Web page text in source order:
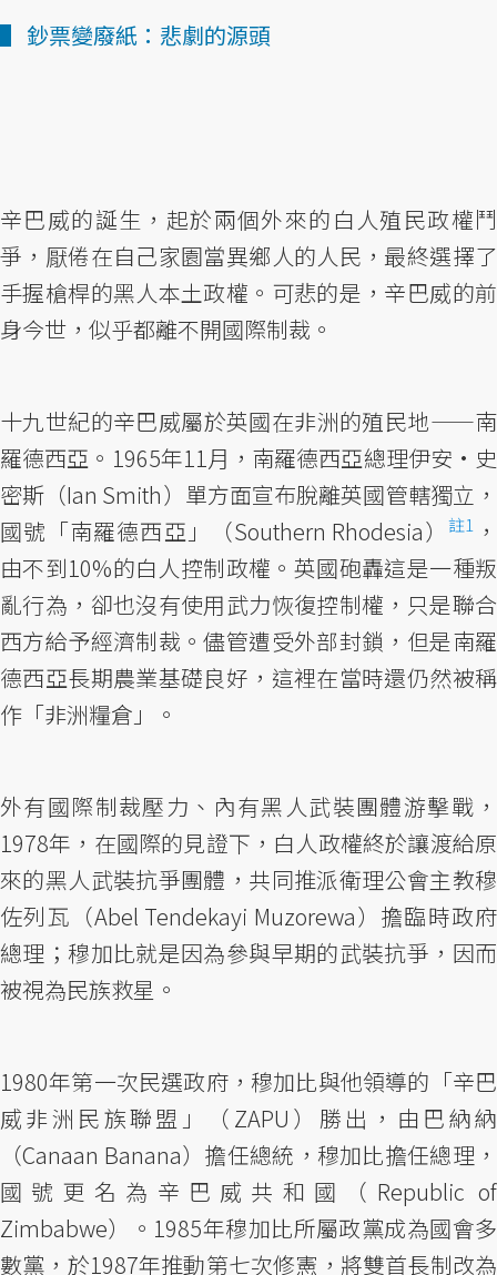
▌ 鈔票變廢紙：悲劇的源頭
辛巴威的誕生，起於兩個外來的白人殖民政權鬥
爭，厭倦在自己家園當異鄉人的人民，最終選擇了
手握槍桿的黑人本土政權。可悲的是，辛巴威的前
身今世，似乎都離不開國際制裁。
十九世紀的辛巴威屬於英國在非洲的殖民地——南
羅德西亞。1965年11月，南羅德西亞總理伊安·史
密斯（Ian Smith）單方面宣布脫離英國管轄獨立，
國號「南羅德西亞」（Southern Rhodesia）
註1，
由不到10%的白人控制政權。英國砲轟這是一種叛
亂行為，卻也沒有使用武力恢復控制權，只是聯合
西方給予經濟制裁。儘管遭受外部封鎖，但是南羅
德西亞長期農業基礎良好，這裡在當時還仍然被稱
作「非洲糧倉」。
外有國際制裁壓力、內有黑人武裝團體游擊戰，
1978年，在國際的見證下，白人政權終於讓渡給原
來的黑人武裝抗爭團體，共同推派衛理公會主教穆
佐列瓦（Abel Tendekayi Muzorewa）擔臨時政府
總理；穆加比就是因為參與早期的武裝抗爭，因而
被視為民族救星。
1980年第一次民選政府，穆加比與他領導的「辛巴
威非洲民族聯盟」（ZAPU）勝出，由巴納納
（Canaan Banana）擔任總統，穆加比擔任總理，
國號更名為辛巴威共和國（Republic of
Zimbabwe）。1985年穆加比所屬政黨成為國會多
數黨，於1987年推動第七次修憲，將雙首長制改為